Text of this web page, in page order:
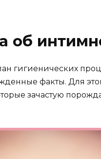
гигиенических
факты. Для
зачастую